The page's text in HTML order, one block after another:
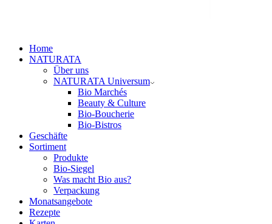
Home
NATURATA
Über uns
NATURATA Universum
Bio Marchés
Beauty & Culture
Bio-Boucherie
Bio-Bistros
Geschäfte
Sortiment
Produkte
Bio-Siegel
Was macht Bio aus?
Verpackung
Monatsangebote
Rezepte